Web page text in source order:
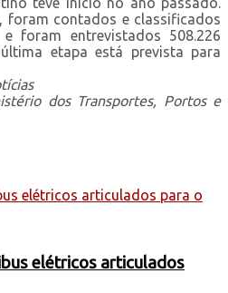
foram contados e classificados
foram entrevistados 508.226
etapa está prevista para
dos Transportes, Portos e
elétricos articulados